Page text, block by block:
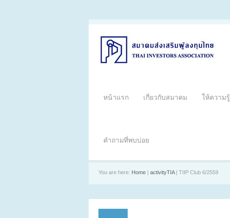
หน้าแรก เกี่ยวกับสมาคม ให้ความรู้
คำถามที่พบบ่อย
You are here: Home | activityTIA| TIIP Club 6/2559